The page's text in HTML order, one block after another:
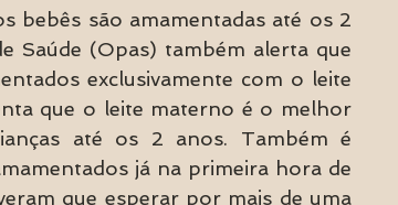
bebês são amamentadas até os 2
Saúde (Opas) também alerta que
exclusivamente com o leite
que o leite materno é o melhor
até os 2 anos. Também é
já na primeira hora de
que esperar por mais de uma